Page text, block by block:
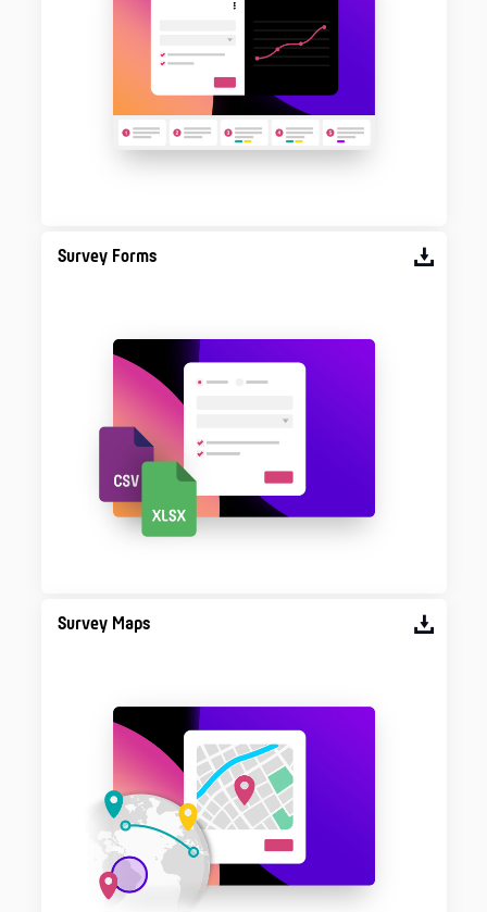
Survey Forms
Survey Maps